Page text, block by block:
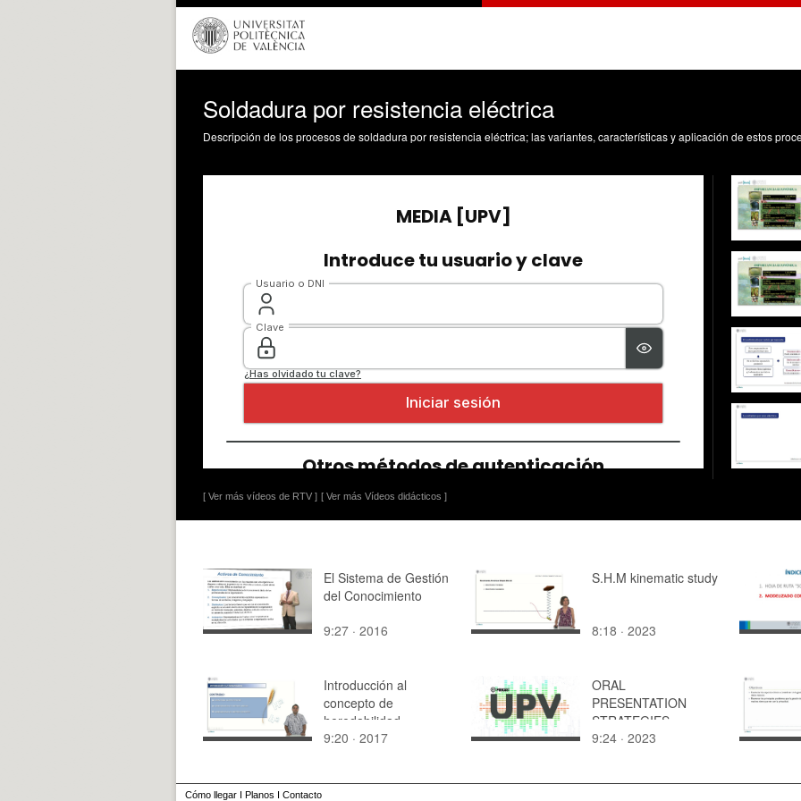
Soldadura por resistencia eléctrica
[ Ver más vídeos de RTV ] [ Ver más Vídeos didácticos ]
El Sistema de Gestión
del Conocimiento
9:27 · 2016
S.H.M kinematic study
8:18 · 2023
Introducción al
concepto de
heredabilidad
9:20 · 2017
ORAL
PRESENTATION
STRATEGIES
9:24 · 2023
Cómo llegar I Planos I Contacto